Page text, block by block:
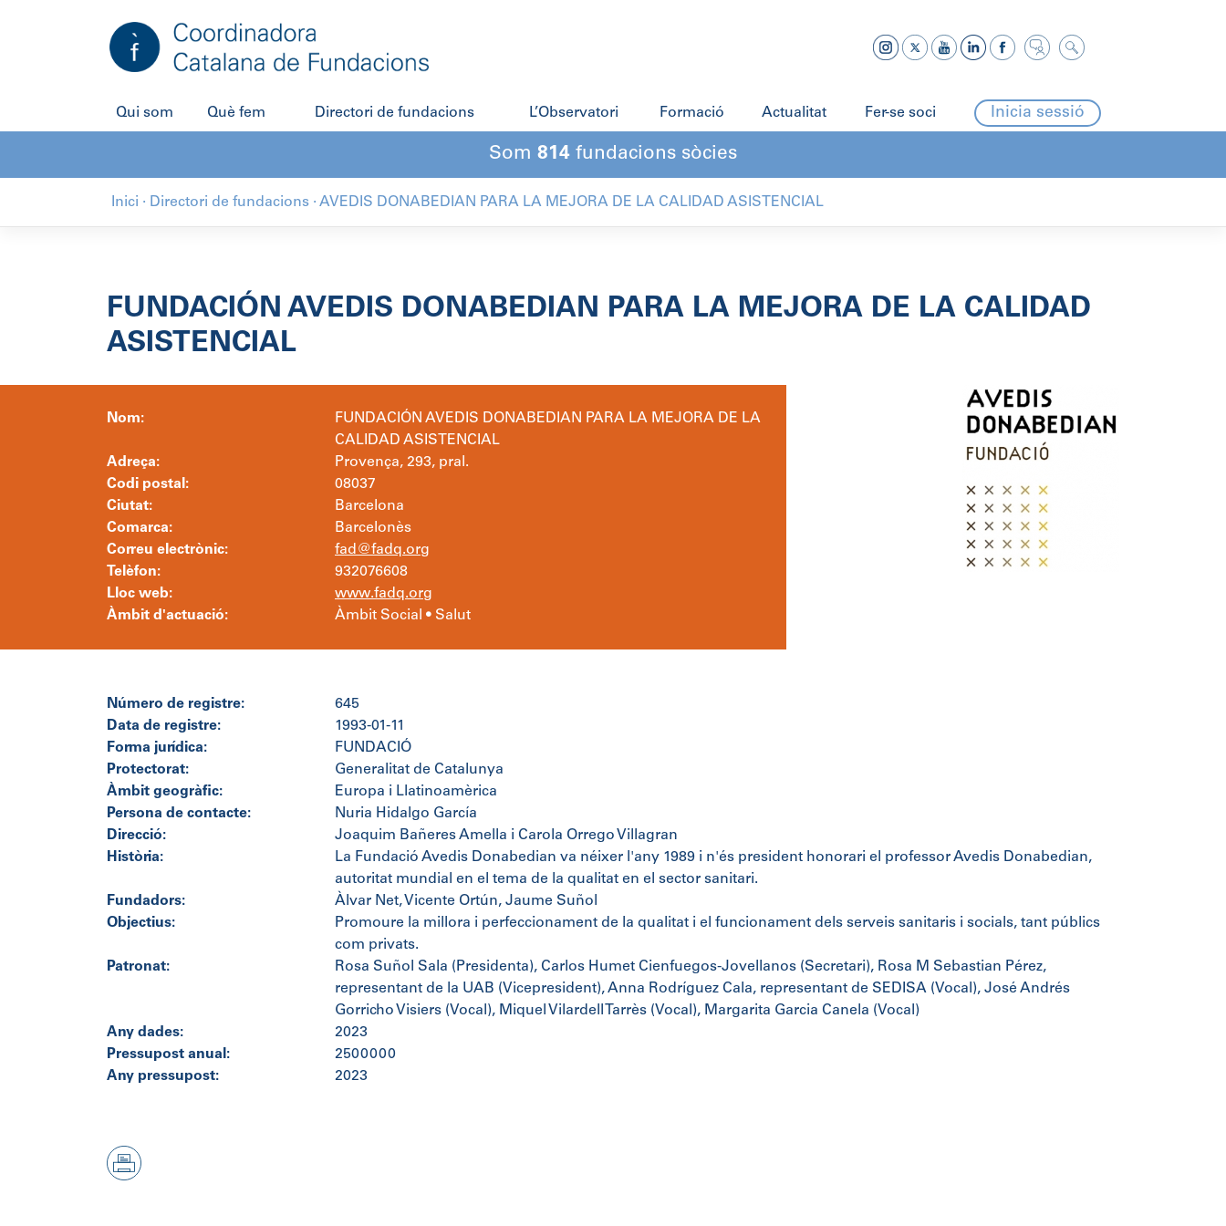
Qui som Què fem Directori de fundacions L’Observatori Formació Actualitat Fer-se soci Inicia sessió
Som 814 fundacions sòcies
Inici · Directori de fundacions · AVEDIS DONABEDIAN PARA LA MEJORA DE LA CALIDAD ASISTENCIAL
FUNDACIÓN AVEDIS DONABEDIAN PARA LA MEJORA DE LA CALIDAD
ASISTENCIAL
Nom:
FUNDACIÓN AVEDIS DONABEDIAN PARA LA MEJORA DE LA
CALIDAD ASISTENCIAL
Adreça:
Provença, 293, pral.
Codi postal:
08037
Ciutat:
Barcelona
Comarca:
Barcelonès
Correu electrònic:
fad@fadq.org
Telèfon:
932076608
Lloc web:
www.fadq.org
Àmbit d'actuació:
Àmbit Social • Salut
Número de registre:
645
Data de registre:
1993-01-11
Forma jurídica:
FUNDACIÓ
Protectorat:
Generalitat de Catalunya
Àmbit geogràfic:
Europa i Llatinoamèrica
Persona de contacte:
Nuria Hidalgo García
Direcció:
Joaquim Bañeres Amella i Carola Orrego Villagran
Història:
La Fundació Avedis Donabedian va néixer l'any 1989 i n'és president honorari el professor Avedis Donabedian,
autoritat mundial en el tema de la qualitat en el sector sanitari.
Fundadors:
Àlvar Net, Vicente Ortún, Jaume Suñol
Objectius:
Promoure la millora i perfeccionament de la qualitat i el funcionament dels serveis sanitaris i socials, tant públics
com privats.
Patronat:
Rosa Suñol Sala (Presidenta), Carlos Humet Cienfuegos-Jovellanos (Secretari), Rosa M Sebastian Pérez,
representant de la UAB (Vicepresident), Anna Rodríguez Cala, representant de SEDISA (Vocal), José Andrés
Gorricho Visiers (Vocal), Miquel Vilardell Tarrès (Vocal), Margarita Garcia Canela (Vocal)
Any dades:
2023
Pressupost anual:
2500000
Any pressupost:
2023